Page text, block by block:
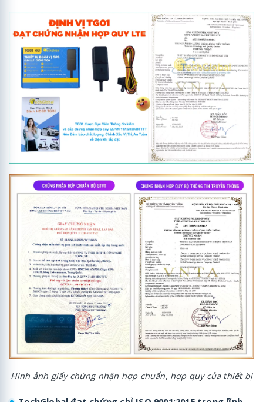
Hình ảnh giấy chứng nhận hợp chuẩn, hợp quy của thiết bị